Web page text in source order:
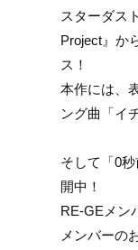
スターダス
Project』か
ス！
本作には、
ング曲「イ
そして「0
開中！
RE-GEメン
メンバーの